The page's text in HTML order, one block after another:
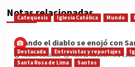
Notas relacionadas
Catequesis Iglesia Católica Mundo
Cuando el diablo se enojó con
Medios Católicos hace 22 horas en Perú
Destacada Entrevistas y reportajes
Santa Rosa de Lima
Santos